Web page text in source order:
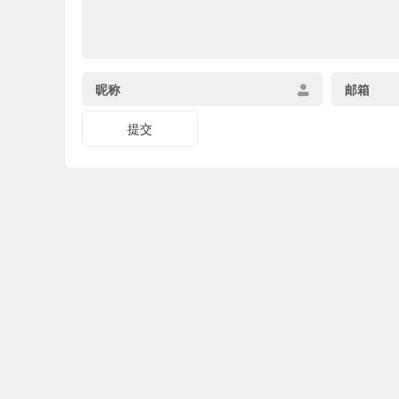
昵称 邮箱
提交